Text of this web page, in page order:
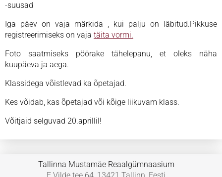
-suusad
Iga päev on vaja märkida , kui palju on läbitud.Pikkuse
registreerimiseks on vaja täita vormi.
Foto saatmiseks pöörake tähelepanu, et oleks näha
kuupäeva ja aega.
Klassidega võistlevad ka õpetajad.
Kes võidab, kas õpetajad või kõige liikuvam klass.
Võitjaid selguvad 20.aprillil!
Tallinna Mustamäe Reaalgümnaasium